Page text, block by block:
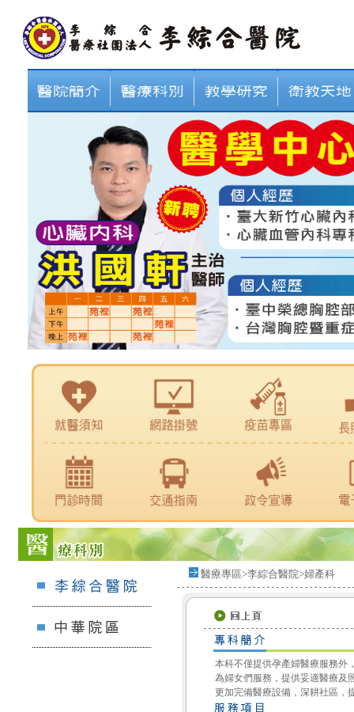
醫療專區>李綜合醫院>婦產科
本科不僅提供孕產婦醫療服務外
為婦女們服務，提供妥適醫療及
更加完備醫療設備，深耕社區，